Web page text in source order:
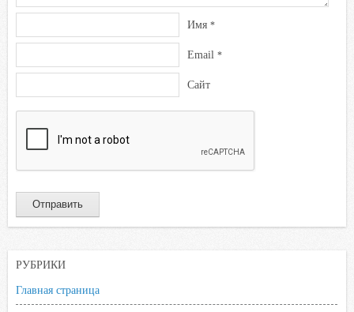
Имя *
Email *
Сайт
РУБРИКИ
Главная страница